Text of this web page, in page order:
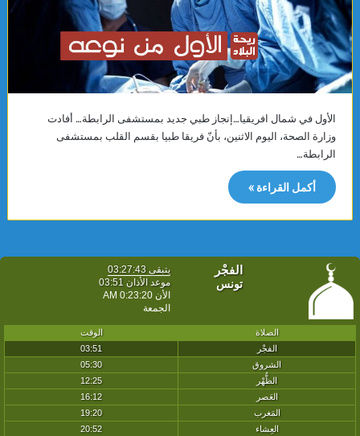
الأول في شمال افريقيا…إنجاز طبي جديد بمستشفى الرابطة… أفادت
وزارة الصحة، اليوم الاثنين، بأنّ فريقا طبيا بقسم القلب بمستشفى
الرابطة…
أكمل القراءة »